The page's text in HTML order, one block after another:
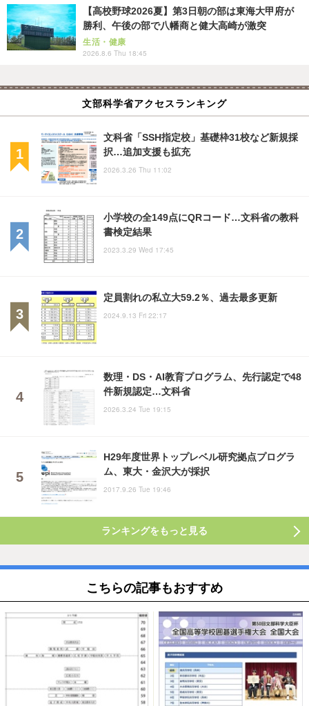
【高校野球2026夏】第3日朝の部は東海大甲府が
勝利、午後の部で八幡商と健大高崎が激突
生活・健康
2026.8.6 Thu 18:45
文部科学省アクセスランキング
文科省「SSH指定校」基礎枠31校など新規採
択…追加支援も拡充
2026.3.26 Thu 11:02
小学校の全149点にQRコード…文科省の教科
書検定結果
2023.3.29 Wed 17:45
定員割れの私立大59.2％、過去最多更新
2024.9.13 Fri 22:17
数理・DS・AI教育プログラム、先行認定で48
件新規認定…文科省
2026.3.24 Tue 19:15
H29年度世界トップレベル研究拠点プログラ
ム、東大・金沢大が採択
2017.9.26 Tue 19:46
ランキングをもっと見る
こちらの記事もおすすめ